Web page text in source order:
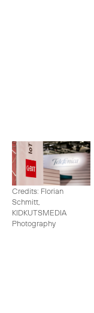
Credits: Florian
Schmitt,
KIDKUTSMEDIA
Photography